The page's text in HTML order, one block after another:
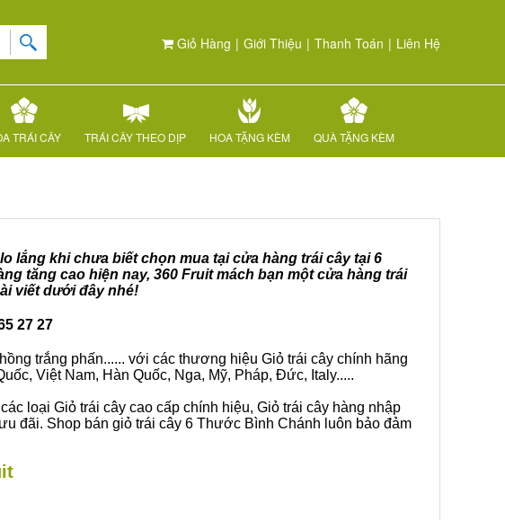
Giỏ Hàng | Giới Thiệu | Thanh Toán | Liên Hệ
TRÁI CÂY TRÁI CÂY THEO DỊP HOA TẶNG KÈM QUÀ TẶNG KÈM
lắng khi chưa biết chọn mua tại cửa hàng trái cây tại 6
tăng cao hiện nay, 360 Fruit mách bạn một cửa hàng trái
viết dưới đây nhé!
27 27
trắng phấn...... với các thương hiệu Giỏ trái cây chính hãng
Việt Nam, Hàn Quốc, Nga, Mỹ, Pháp, Đức, Italy.....
loại Giỏ trái cây cao cấp chính hiệu, Giỏ trái cây hàng nhập
đãi. Shop bán giỏ trái cây 6 Thước Bình Chánh luôn bảo đảm